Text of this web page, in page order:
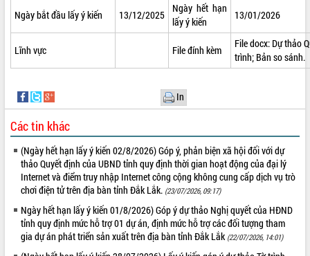
THỐNG KÊ TRUY CẬP
Tất cả: 66047762
Ngày bắt đầu lấy ý kiến 13/12/2025
Ngày hết hạn
lấy ý kiến
13/01/2026
Lĩnh vực File đính kèm
File docx: Dự thảo
trình; Bản so sánh.
In
Các tin khác
(Ngày hết hạn lấy ý kiến 02/8/2026) Góp ý, phản biện xã hội đối với dự
thảo Quyết định của UBND tỉnh quy định thời gian hoạt động của đại lý
Internet và điểm truy nhập Internet công cộng không cung cấp dịch vụ trò
chơi điện tử trên địa bàn tỉnh Đắk Lắk. (23/07/2026, 09:17)
Ngày hết hạn lấy ý kiến 01/8/2026) Góp ý dự thảo Nghị quyết của HĐND
tỉnh quy định mức hỗ trợ 01 dự án, định mức hỗ trợ các đối tượng tham
gia dự án phát triển sản xuất trên địa bàn tỉnh Đắk Lắk (22/07/2026, 14:01)